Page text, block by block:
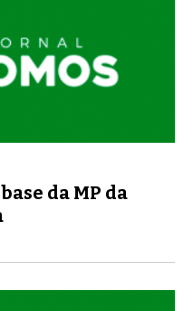
da MP da